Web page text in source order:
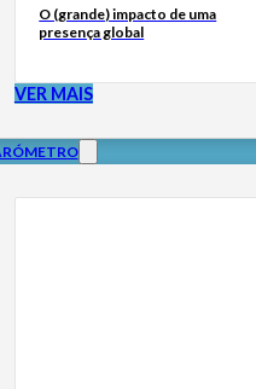
O (grande) impacto de uma
presença global
VER MAIS